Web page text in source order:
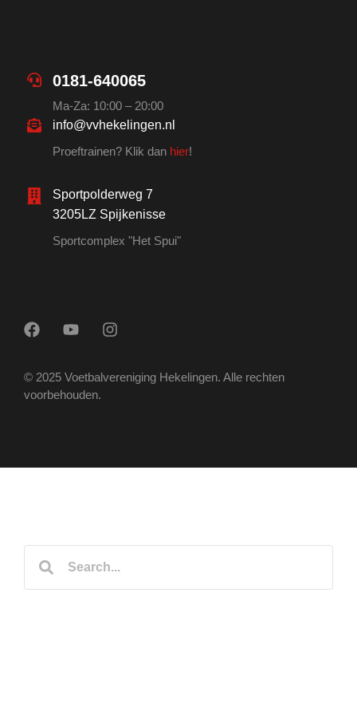
0181-640065
Ma-Za: 10:00 – 20:00
info@vvhekelingen.nl
Proeftrainen? Klik dan hier!
Sportpolderweg 7
3205LZ Spijkenisse
Sportcomplex "Het Spui"
© 2025 Voetbalvereniging Hekelingen. Alle rechten
voorbehouden.